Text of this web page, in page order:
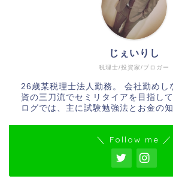
税理士/投資家/ブロガー
じぇいりし
26歳某税理士法人勤務。 会社勤めし
資の三刀流でセミリタイアを目指し
ログでは、主に試験勉強法とお金の
＼ Follow me ／